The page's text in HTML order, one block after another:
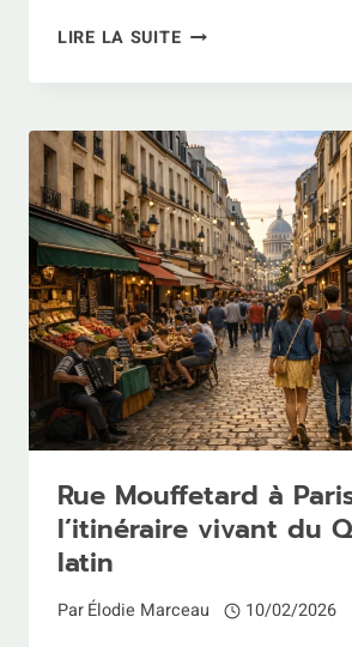
LIRE LA SUITEPONT
L’ALMA
PARIS
:
CE
QU’ON
VOIT,
CE
QU’ON
RACONTE,
OÙ
SE
PLACER
Rue Mouffetard à
l’itinéraire vivant du
latin
ParÉlodie Marceau 10/02/2026